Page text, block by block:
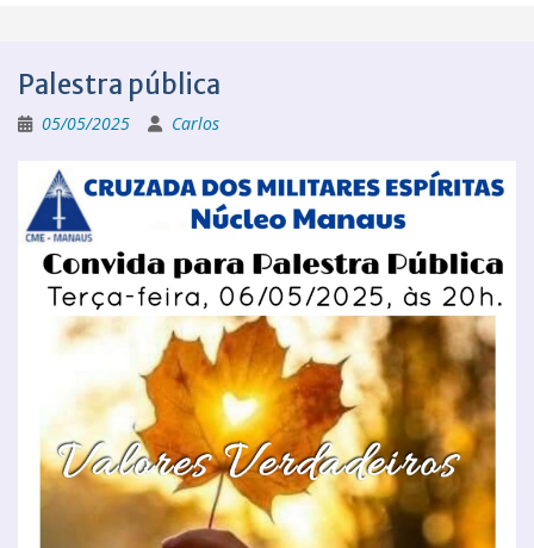
Palestra pública
05/05/2025 Carlos